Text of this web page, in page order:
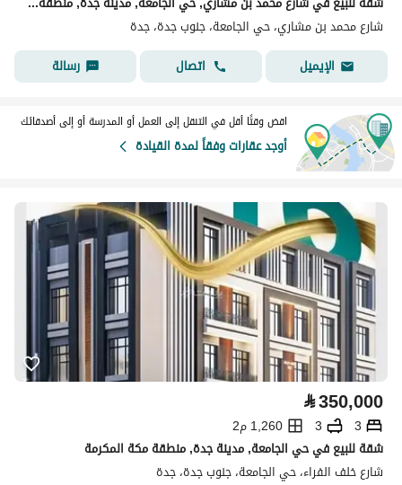
شارع محمد بن مشاري، حي الجامعة، جنوب جدة، جدة
الإيميل
اتصال رسالة
اقض وقتًا أقل في التنقل إلى العمل أو المدرسة أو إلى أصدقائك
أوجد عقارات وفقاً لمدة القيادة
⃁350,000
3
3
1,260 م2
شقة للبيع في حي الجامعة, مدينة جدة, منطقة مكة المكرمة
شارع خلف الفراء، حي الجامعة، جنوب جدة، جدة